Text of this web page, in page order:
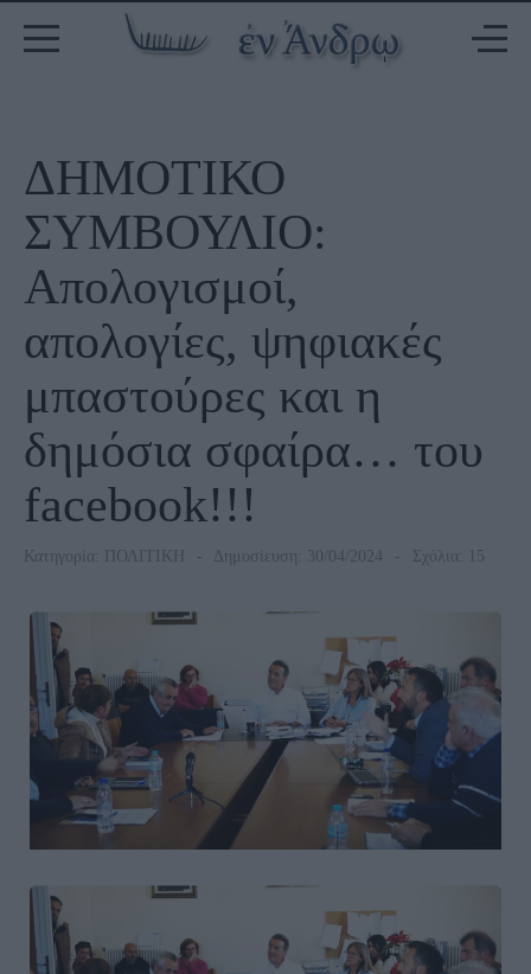
ΔΗΜΟΤΙΚΟ
ΣΥΜΒΟΥΛΙΟ:
Απολογισμοί,
απολογίες, ψηφιακές
μπαστούρες και η
δημόσια σφαίρα… του
facebook!!!
Κατηγορία: ΠΟΛΙΤΙΚΗ Δημοσίευση: 30/04/2024 Σχόλια: 15